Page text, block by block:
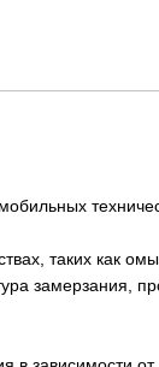
таких как
замерзания,